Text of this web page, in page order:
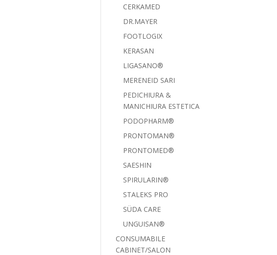
CERKAMED
DR.MAYER
FOOTLOGIX
KERASAN
LIGASANO®
MERENEID SARI
PEDICHIURA &
MANICHIURA ESTETICA
PODOPHARM®
PRONTOMAN®
PRONTOMED®
SAESHIN
SPIRULARIN®
STALEKS PRO
SÜDA CARE
UNGUISAN®
CONSUMABILE
CABINET/SALON